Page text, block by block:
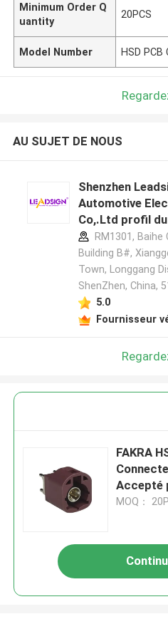
Minimum Order Q
uantity
20PCS
Model Number HSD
AU SUJET DE NOUS
Shenzhen
Automotive
Co,.Ltd profil
RM1301, Baihe
Building B#,
Town, Longgang
ShenZhen, China,
5.0
Fournisseur
FAKRA
Accepté
MOQ：